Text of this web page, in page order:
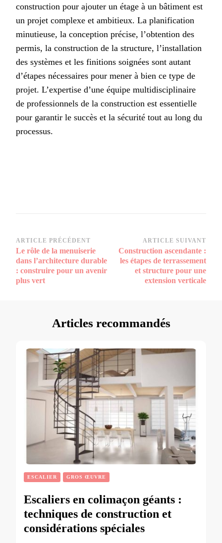
construction pour ajouter un étage à un bâtiment est
un projet complexe et ambitieux. La planification
minutieuse, la conception précise, l’obtention des
permis, la construction de la structure, l’installation
des systèmes et les finitions soignées sont autant
d’étapes nécessaires pour mener à bien ce type de
projet. L’expertise d’une équipe multidisciplinaire
de professionnels de la construction est essentielle
pour garantir le succès et la sécurité tout au long du
processus.
Navigation
d’article
ARTICLE PRÉCÉDENT
Le rôle de la menuiserie
dans l’architecture durable
: construire pour un avenir
plus vert
ARTICLE SUIVANT
Construction ascendante :
les étapes de terrassement
et structure pour une
extension verticale
Articles recommandés
ESCALIER GROS ŒUVRE
Escaliers en colimaçon géants :
techniques de construction et
considérations spéciales